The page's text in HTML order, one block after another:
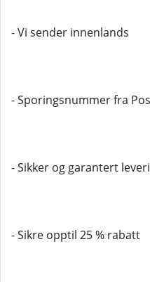
- Vi sender innenlands
- Sporingsnummer fra
- Sikker og garantert
- Sikre opptil 25 % rabatt